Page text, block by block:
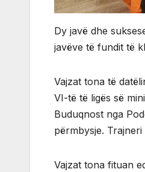
Dy javë dhe
javëve të fundit të
Vajzat tona të
VI-të të ligës së
Buduqnost nga
përmbysje.
Vajzat tona fituan